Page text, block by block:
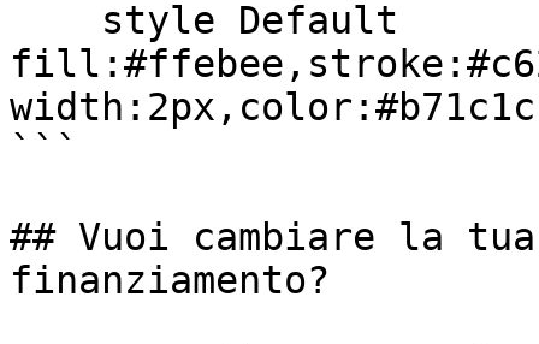
width:2px,color:#b71c1c
```
## Vuoi cambiare la
finanziamento?